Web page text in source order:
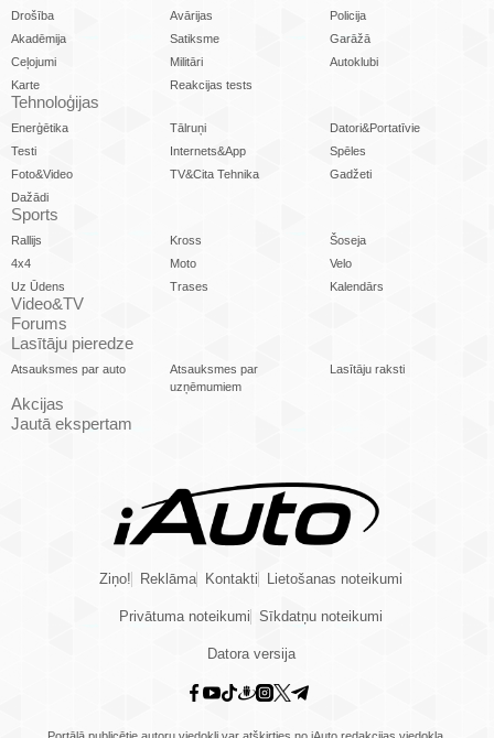
Drošība Avārijas
Policija
Akadēmija
Satiksme
Garāžā
Ceļojumi
Militāri
Autoklubi
Karte
Reakcijas tests
Tehnoloģijas
Enerģētika Tālruņi
Datori&Portatīvie
Testi
Internets&App
Spēles
Foto&Video
TV&Cita Tehnika
Gadžeti
Dažādi
Sports
Rallijs Kross
Šoseja
4x4
Moto
Velo
Uz Ūdens
Trases Kalendārs
Video&TV
Forums
Lasītāju pieredze
Atsauksmes par auto
Atsauksmes par
uzņēmumiem
Lasītāju raksti
Akcijas
Jautā ekspertam
Ziņo! Reklāma Kontakti Lietošanas noteikumi
Privātuma noteikumi Sīkdatņu noteikumi
Datora versija